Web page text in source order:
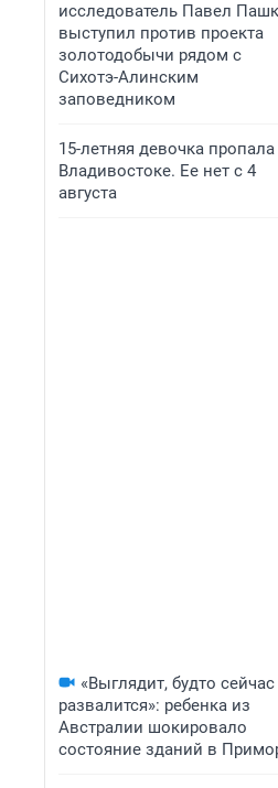
исследователь Павел
выступил против проекта
золотодобычи рядом с
Сихотэ-Алинским
заповедником
15-летняя девочка
Владивостоке. Ее нет с 4
августа
«Выглядит, будто сейчас
развалится»: ребенка из
Австралии шокировало
состояние зданий в